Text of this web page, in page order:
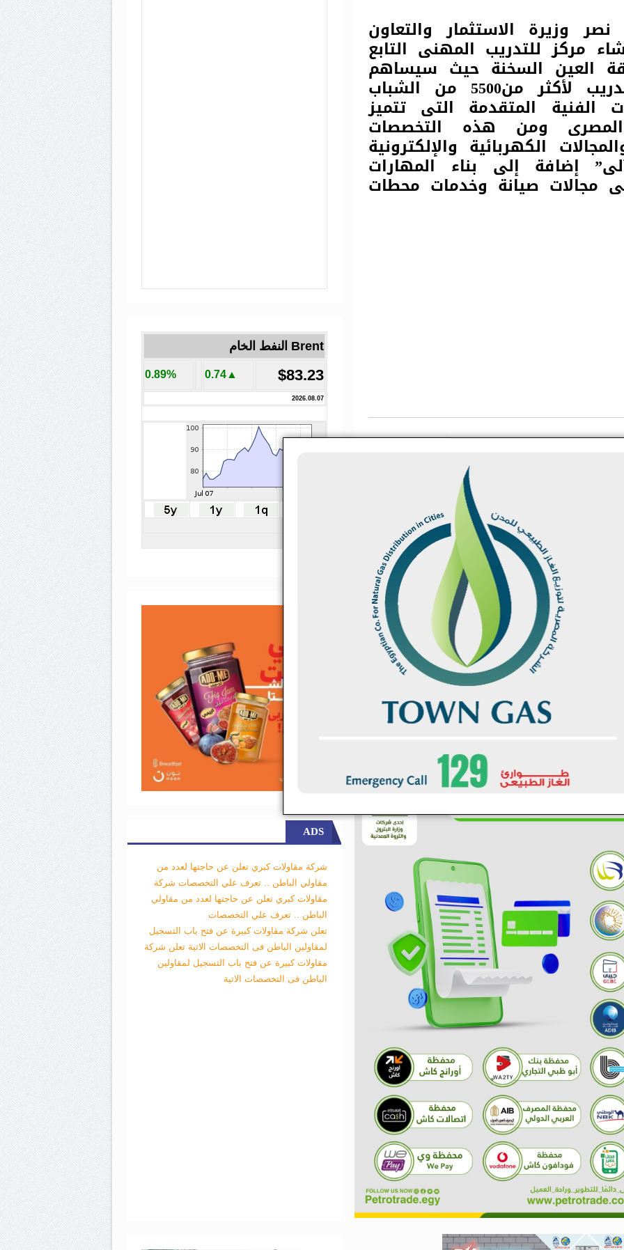
وزيرة الاستثمار والتعاون
مركز للتدريب المهنى التابع
العين السخنة حيث سيساهم
المركز في توفير التدريب لأكثر من5500 من الشباب
المتقدمة التى تتميز
المصرى ومن هذه التخصصات
الكهربائية والإلكترونية
إضافة إلى بناء المهارات
مجالات صيانة وخدمات محطات
Brent النفط الخام
$83.23
▲0.74
0.89%
2026.08.07
ADS
شركة مقاولات كبري تعلن عن حاجتها لعدد من
مقاولي الباطن .. تعرف علي التخصصات شركة
مقاولات كبري تعلن عن حاجتها لعدد من مقاولي
الباطن .. تعرف علي التخصصات
تعلن شركة مقاولات كبيرة عن فتح باب التسجيل
لمقاولين الباطن فى التخصصات الاتية تعلن شركة
مقاولات كبيرة عن فتح باب التسجيل لمقاولين
الباطن فى التخصصات الاتية